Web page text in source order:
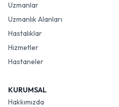
Uzmanlar
Uzmanlık Alanları
Hastalıklar
Hizmetler
Hastaneler
KURUMSAL
Hakkımızda